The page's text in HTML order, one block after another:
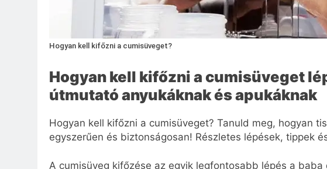
Hogyan kell kifőzni a cumisüveget?
Hogyan kell kifőzni a cumisüveget
útmutató anyukáknak és apukáknak
Hogyan kell kifőzni a cumisüveget? Tanuld meg, hogyan
egyszerűen és biztonságosan! Részletes lépések, tippek
A cumisüveg kifőzése az egyik legfontosabb lépés a